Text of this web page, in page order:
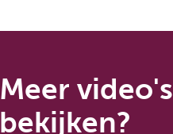
Meer video's
bekijken?